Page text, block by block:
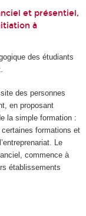
et présentiel,
à
des étudiants
des personnes
en proposant
la simple formation :
formations et
Le
commence à
établissements